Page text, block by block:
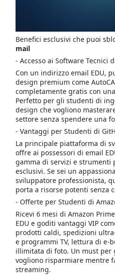
Benefici esclusivi che puoi
mail
- Accesso ai Software Tecnici
Con un indirizzo email EDU,
design premium come
completamente gratis con
Perfetto per gli studenti di
design che vogliono
settore senza spendere una
- Vantaggi per Studenti di
La principale piattaforma di
offre ai possessori di email
gamma di servizi e strumenti
esclusivi. Se sei un
sviluppatore professionista,
porta a risorse potenti senza
- Offerte per Studenti di
Ricevi 6 mesi di Amazon
EDU e goditi vantaggi VIP
prodotti caldi, spedizioni
e programmi TV, lettura di e-
illimitata di foto. Un must per
vogliono risparmiare mentre
streaming.